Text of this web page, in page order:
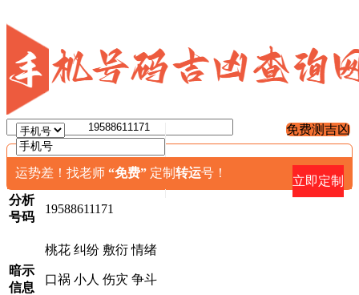
手机号
免费测吉凶
运势差！找老师 “免费” 定制 转运号！
立即定制
分析
号码
19588611171
暗示
信息
桃花 纠纷 敷衍 情绪
口祸 小人 伤灾 争斗